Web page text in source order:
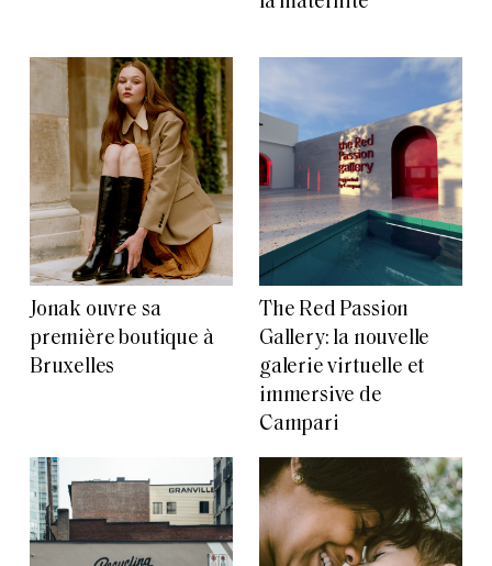
Jonak ouvre sa
première boutique à
Bruxelles
The Red Passion
Gallery: la nouvelle
galerie virtuelle et
immersive de
Campari